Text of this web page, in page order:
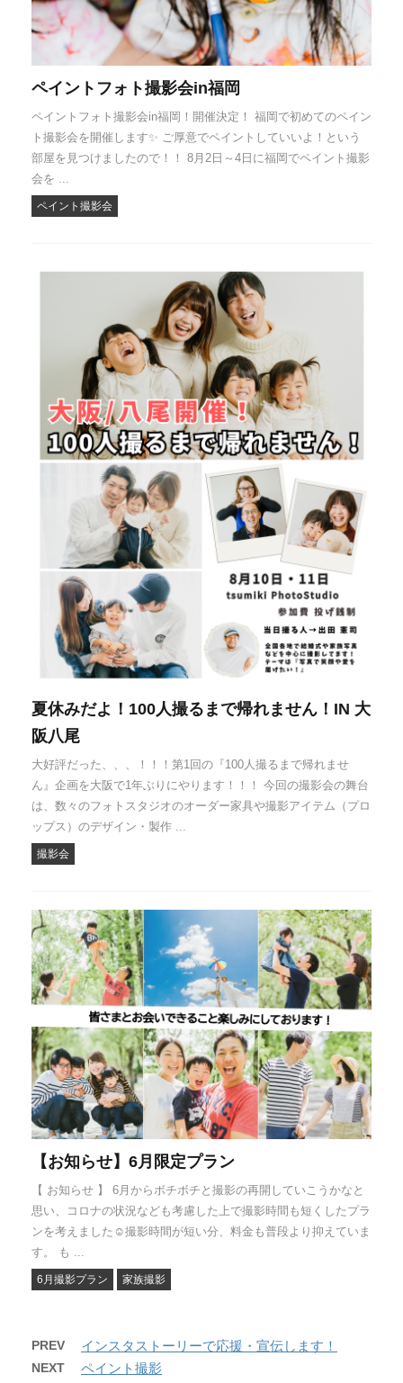
ペイントフォト撮影会in福岡
ペイントフォト撮影会in福岡！開催決定！ 福岡で初めてのペイン
ト撮影会を開催します✨ ご厚意でペイントしていいよ！という
部屋を見つけましたので！！ 8月2日～4日に福岡でペイント撮影
会を ...
ペイント撮影会
夏休みだよ！100人撮るまで帰れません！IN 大
阪八尾
大好評だった、、、！！！第1回の『100人撮るまで帰れませ
ん』企画を大阪で1年ぶりにやります！！！ 今回の撮影会の舞台
は、数々のフォトスタジオのオーダー家具や撮影アイテム（プロ
ップス）のデザイン・製作 ...
撮影会
【お知らせ】6月限定プラン
【 お知らせ 】 6月からボチボチと撮影の再開していこうかなと
思い、コロナの状況なども考慮した上で撮影時間も短くしたプラ
ンを考えました☺撮影時間が短い分、料金も普段より抑えていま
す。 も ...
6月撮影プラン 家族撮影
PREV インスタストーリーで応援・宣伝します！
NEXT ペイント撮影